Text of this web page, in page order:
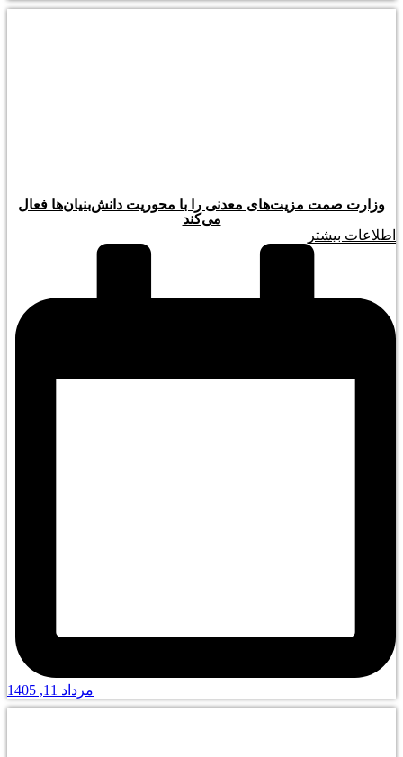
وزارت صمت مزیت‌های معدنی را با محوریت دانش‌بنیان‌ها فعال
می‌کند
اطلاعات بیشتر
مرداد 11, 1405